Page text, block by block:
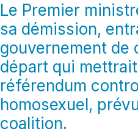
Le Premier
sa démission,
gouvernement de
départ qui
référendum
homosexuel,
coalition.